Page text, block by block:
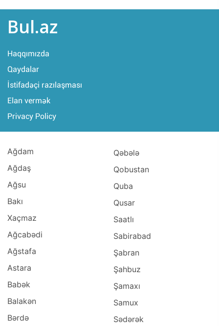
Bul.az
Haqqımızda
Qaydalar
İstifadəçi razılaşması
Elan vermək
Privacy Policy
Ağdam
Ağdaş
Ağsu
Bakı
Xaçmaz
Ağcabədi
Ağstafa
Astara
Babək
Balakən
Bərdə
Qəbələ
Qobustan
Quba
Qusar
Saatlı
Sabirabad
Şabran
Şahbuz
Şamaxı
Samux
Sədərək